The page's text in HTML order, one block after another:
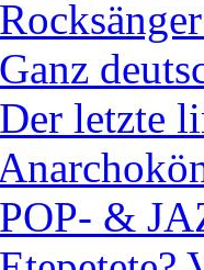
letzte
&